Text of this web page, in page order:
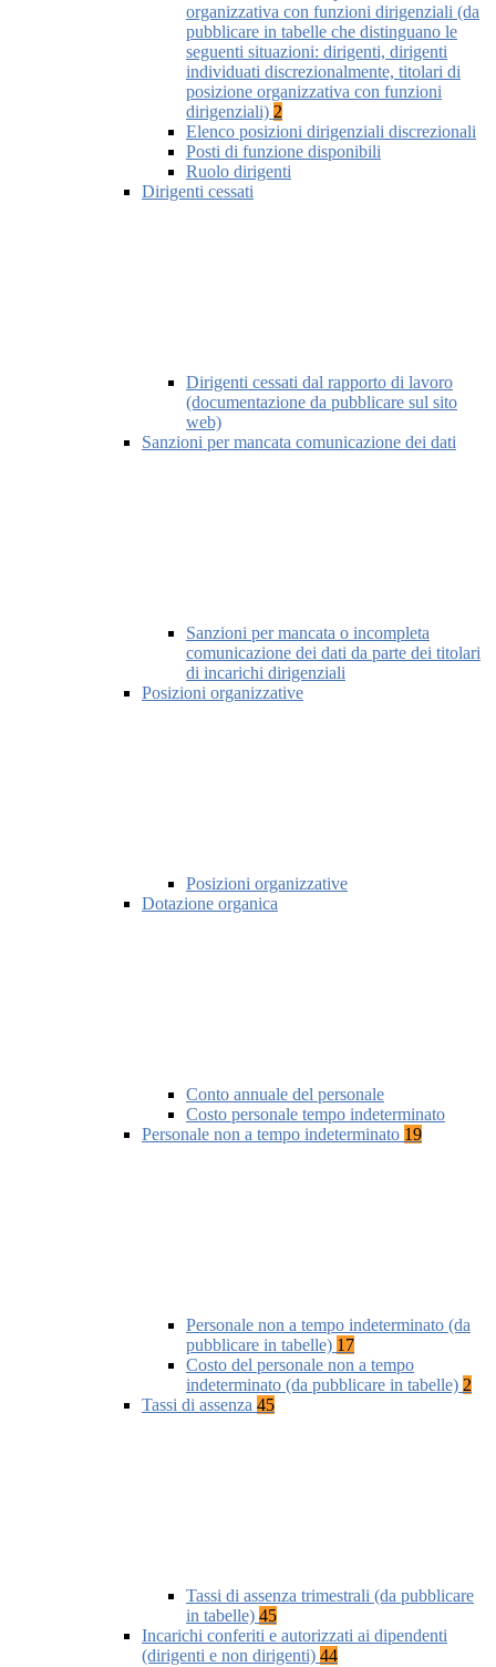
organizzativa con funzioni dirigenziali (da
pubblicare in tabelle che distinguano le
seguenti situazioni: dirigenti, dirigenti
individuati discrezionalmente, titolari di
posizione organizzativa con funzioni
dirigenziali) 2
Elenco posizioni dirigenziali discrezionali
Posti di funzione disponibili
Ruolo dirigenti
Dirigenti cessati
Dirigenti cessati dal rapporto di lavoro
(documentazione da pubblicare sul sito
web)
Sanzioni per mancata comunicazione dei dati
Sanzioni per mancata o incompleta
comunicazione dei dati da parte dei titolari
di incarichi dirigenziali
Posizioni organizzative
Posizioni organizzative
Dotazione organica
Conto annuale del personale
Costo personale tempo indeterminato
Personale non a tempo indeterminato 19
Personale non a tempo indeterminato (da
pubblicare in tabelle) 17
Costo del personale non a tempo
indeterminato (da pubblicare in tabelle) 2
Tassi di assenza 45
Tassi di assenza trimestrali (da pubblicare
in tabelle) 45
Incarichi conferiti e autorizzati ai dipendenti
(dirigenti e non dirigenti) 44